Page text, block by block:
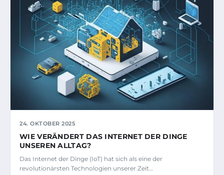
24. OKTOBER 2025
WIE VERÄNDERT DAS INTERNET DER DINGE
UNSEREN ALLTAG?
Das Internet der Dinge (IoT) hat sich als eine der
revolutionärsten Technologien unserer Zeit…